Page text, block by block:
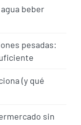
beber
pesadas:
(y qué
sin